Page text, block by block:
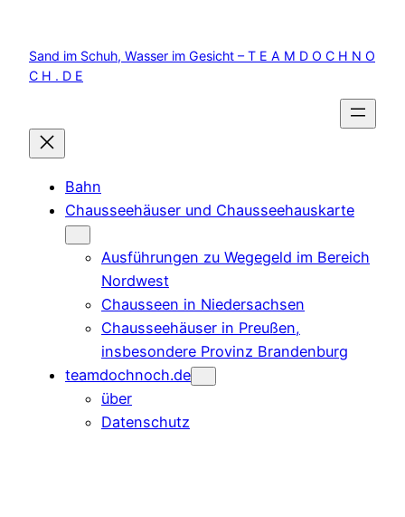
springen
Sand im Schuh, Wasser im Gesicht – T E A M D O C H N O
C H . D E
Bahn
Chausseehäuser und Chausseehauskarte
Ausführungen zu Wegegeld im Bereich
Nordwest
Chausseen in Niedersachsen
Chausseehäuser in Preußen,
insbesondere Provinz Brandenburg
teamdochnoch.de
über
Datenschutz